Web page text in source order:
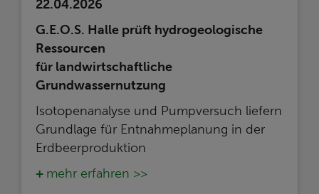
22.04.2026
G.E.O.S. Halle prüft hydrogeologische
Ressourcen
für landwirtschaftliche
Grundwassernutzung
Isotopenanalyse und Pumpversuch liefern
Grundlage für Entnahmeplanung in der
Erdbeerproduktion
mehr erfahren >>